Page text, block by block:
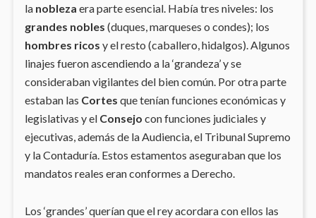
la nobleza era parte esencial. Había tres niveles: los
grandes nobles (duques, marqueses o condes); los
hombres ricos y el resto (caballero, hidalgos). Algunos
linajes fueron ascendiendo a la ‘grandeza’ y se
consideraban vigilantes del bien común. Por otra parte
estaban las Cortes que tenían funciones económicas y
legislativas y el Consejo con funciones judiciales y
ejecutivas, además de la Audiencia, el Tribunal Supremo
y la Contaduría. Estos estamentos aseguraban que los
mandatos reales eran conformes a Derecho.
Los ‘grandes’ querían que el rey acordara con ellos las